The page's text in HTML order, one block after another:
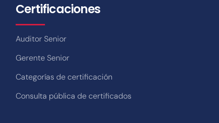
Certificaciones
Auditor Senior
Gerente Senior
Categorías de certificación
Consulta pública de certificados